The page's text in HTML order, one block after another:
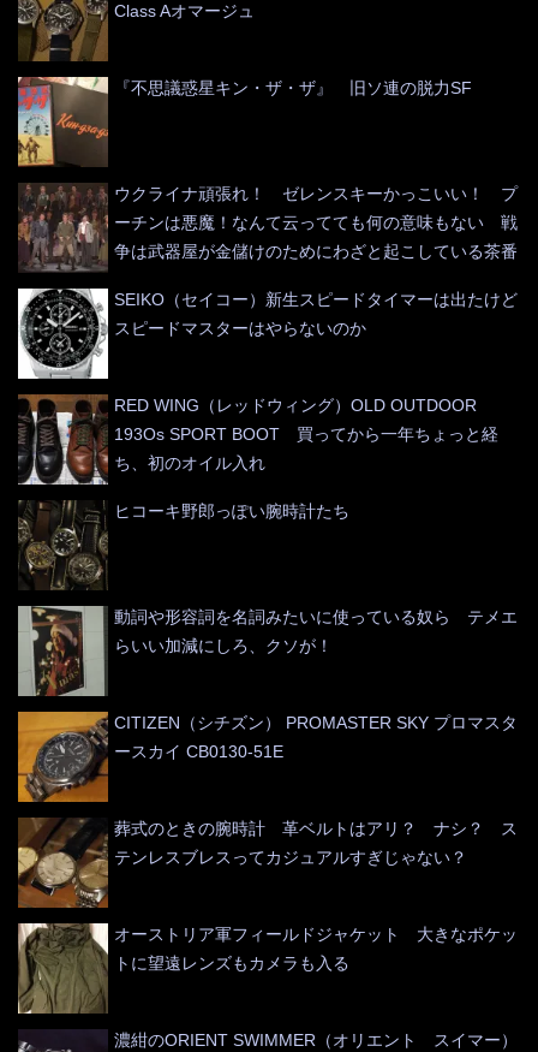
Class Aオマージュ
『不思議惑星キン・ザ・ザ』 旧ソ連の脱力SF
ウクライナ頑張れ！ ゼレンスキーかっこいい！ プ
ーチンは悪魔！なんて云ってても何の意味もない 戦
争は武器屋が金儲けのためにわざと起こしている茶番
SEIKO（セイコー）新生スピードタイマーは出たけど
スピードマスターはやらないのか
RED WING（レッドウィング）OLD OUTDOOR
193Os SPORT BOOT 買ってから一年ちょっと経
ち、初のオイル入れ
ヒコーキ野郎っぽい腕時計たち
動詞や形容詞を名詞みたいに使っている奴ら テメエ
らいい加減にしろ、クソが！
CITIZEN（シチズン） PROMASTER SKY プロマスタ
ースカイ CB0130-51E
葬式のときの腕時計 革ベルトはアリ？ ナシ？ ス
テンレスブレスってカジュアルすぎじゃない？
オーストリア軍フィールドジャケット 大きなポケッ
トに望遠レンズもカメラも入る
濃紺のORIENT SWIMMER（オリエント スイマー）